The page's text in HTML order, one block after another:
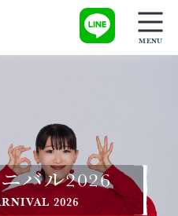
バル2026
2026